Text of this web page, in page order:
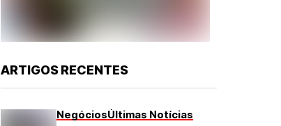
ARTIGOS RECENTES
NegóciosÚltimas Notícias